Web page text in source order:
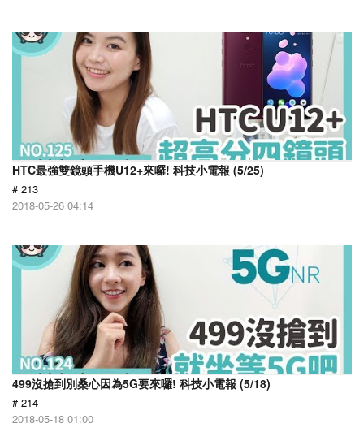
HTC最強雙鏡頭手機U12+來囉! 科技小電報 (5/25)
# 213
2018-05-26 04:14
499沒搶到別桑心因為5G要來囉! 科技小電報 (5/18)
# 214
2018-05-18 01:00